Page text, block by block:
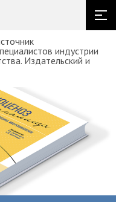
индустрии
Издательский и